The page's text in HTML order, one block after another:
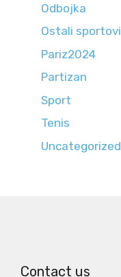
Odbojka
Ostali sportovi
Pariz2024
Partizan
Sport
Tenis
Uncategorized
Contact us